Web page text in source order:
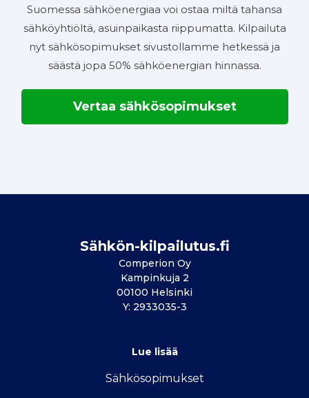
Suomessa sähköenergiaa voi ostaa miltä tahansa
sähköyhtiöltä, asuinpaikasta riippumatta. Kilpailuta
nyt sähkösopimukset sivustollamme hetkessä ja
säästä jopa 50% sähköenergian hinnassa.
Vertaa sähkösopimukset
Sähkön-kilpailutus.fi
Comperion Oy
Kampinkuja 2
00100 Helsinki
Y: 2933035-3
Lue lisää
Sähkösopimukset